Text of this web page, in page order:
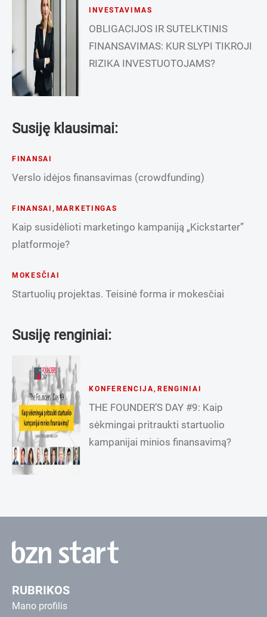
INVESTAVIMAS
OBLIGACIJOS IR SUTELKTINIS
FINANSAVIMAS: KUR SLYPI TIKROJI
RIZIKA INVESTUOTOJAMS?
Susiję klausimai:
FINANSAI
Verslo idėjos finansavimas (crowdfunding)
FINANSAI , MARKETINGAS
Kaip susidėlioti marketingo kampaniją „Kickstarter”
platformoje?
MOKESČIAI
Startuolių projektas. Teisinė forma ir mokesčiai
Susiję renginiai:
KONFERENCIJA, RENGINIAI
THE FOUNDER’S DAY #9: Kaip
sėkmingai pritraukti startuolio
kampanijai minios finansavimą?
RUBRIKOS
Mano profilis